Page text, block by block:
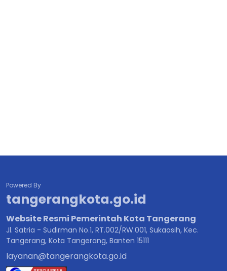
Powered By
tangerangkota.go.id
Website Resmi Pemerintah Kota Tangerang
Jl. Satria - Sudirman No.1, RT.002/RW.001, Sukaasih, Kec.
Tangerang, Kota Tangerang, Banten 15111
layanan@tangerangkota.go.id